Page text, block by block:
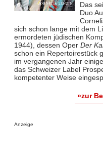
Das
Duo
sich schon lange mit dem
ermordeten jüdischen
1944), dessen Oper Der
schon ein Repertoirestück
im vergangenen Jahr
das Schweizer Label
kompetenter Weise
»zur
Anzeige